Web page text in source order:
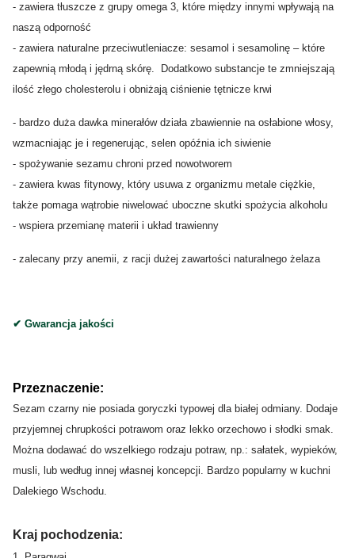
- zawiera tłuszcze z grupy omega 3, które między innymi wpływają na
naszą odporność
- zawiera naturalne przeciwutleniacze: sesamol i sesamolinę – które
zapewnią młodą i jędrną skórę. Dodatkowo substancje te zmniejszają
ilość złego cholesterolu i obniżają ciśnienie tętnicze krwi
- bardzo duża dawka minerałów działa zbawiennie na osłabione włosy,
wzmacniając je i regenerując, selen opóźnia ich siwienie
- spożywanie sezamu chroni przed nowotworem
- zawiera kwas fitynowy, który usuwa z organizmu metale ciężkie,
także pomaga wątrobie niwelować uboczne skutki spożycia alkoholu
- wspiera przemianę materii i układ trawienny
- zalecany przy anemii, z racji dużej zawartości naturalnego żelaza
✔ Gwarancja jakości
Przeznaczenie:
Sezam czarny nie posiada goryczki typowej dla białej odmiany. Dodaje
przyjemnej chrupkości potrawom oraz lekko orzechowo i słodki smak.
Można dodawać do wszelkiego rodzaju potraw, np.: sałatek, wypieków,
musli, lub według innej własnej koncepcji. Bardzo popularny w kuchni
Dalekiego Wschodu.
Kraj pochodzenia: